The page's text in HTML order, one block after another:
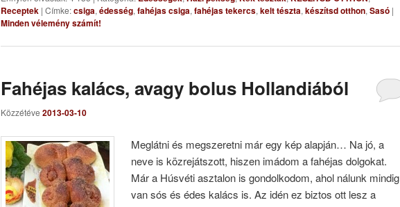
Receptek | Címke:csiga, édesség, fahéjas csiga, fahéjas tekercs, kelt tészta, készítsd otthon, Sasó |
Minden vélemény számít!
Fahéjas kalács, avagy bolus Hollandiából
Közzétéve 2013-03-10
Meglátni és megszeretni már egy kép alapján… Na jó, a
neve is közrejátszott, hiszen imádom a fahéjas dolgokat.
Már a Húsvéti asztalon is gondolkodom, ahol nálunk mindig
van sós és édes kalács is. Az idén ez biztos ott lesz a